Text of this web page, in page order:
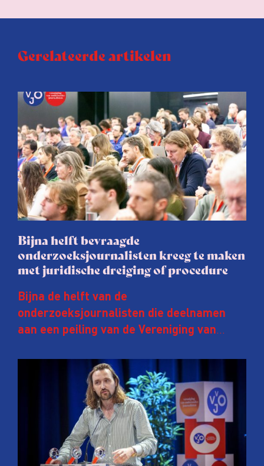
Gerelateerde artikelen
Bijna helft bevraagde
onderzoeksjournalisten kreeg te maken
met juridische dreiging of procedure
Bijna de helft van de
onderzoeksjournalisten die deelnamen
aan een peiling van de Vereniging van
afgelopen twee jaar te maken met
juridische dreiging of een juridische
procedure rond het eigen werk. Dat kost
journalisten tijd, ook ervaren zij stress en
soms worden publicaties aangepast of
gaat de hele publicatie zelfs niet door.